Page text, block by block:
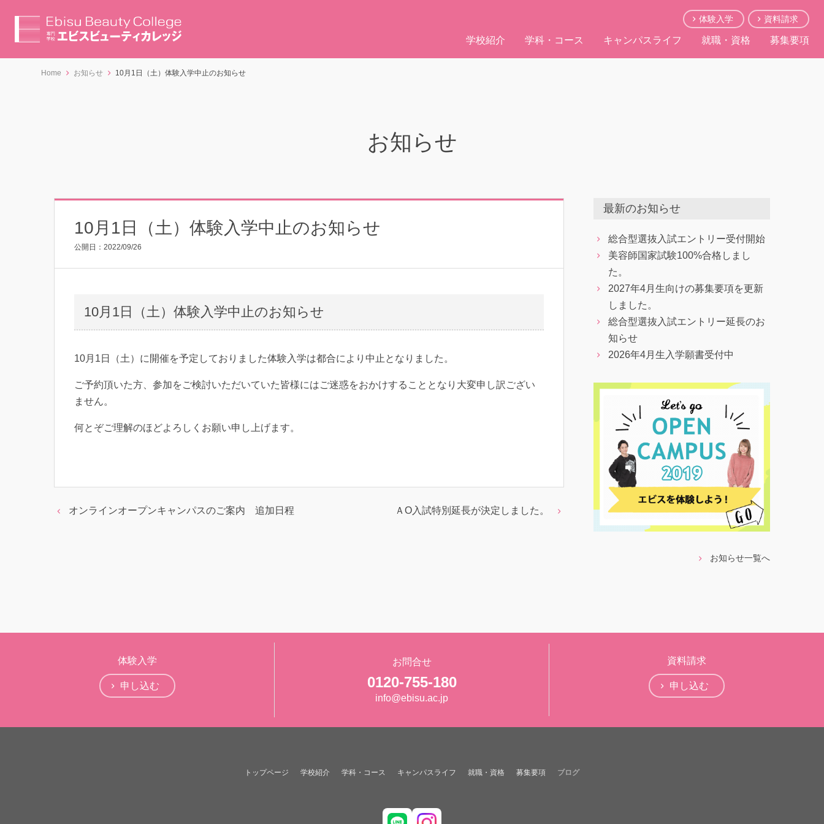
体験入学 資料請求
学校紹介 学科・コース キャンパスライフ 就職・資格 募集要項
Home お知らせ 10月1日（土）体験入学中止のお知らせ
お知らせ
10月1日（土）体験入学中止のお知らせ
公開日： 2022/09/26
10月1日（土）体験入学中止のお知らせ
10月1日（土）に開催を予定しておりました体験入学は都合により中止となりました。
ご予約頂いた方、参加をご検討いただいていた皆様にはご迷惑をおかけすることとなり大変申し訳ござい
ません。
何とぞご理解のほどよろしくお願い申し上げます。
オンラインオープンキャンパスのご案内 追加日程 ＡO入試特別延長が決定しました。
最新のお知らせ
総合型選抜入試エントリー受付開始
美容師国家試験100%合格しまし
た。
2027年4月生向けの募集要項を更新
しました。
総合型選抜入試エントリー延長のお
知らせ
2026年4月生入学願書受付中
お知らせ一覧へ
体験入学
申し込む
お問合せ
0120-755-180
info@ebisu.ac.jp
資料請求
申し込む
トップページ 学校紹介 学科・コース キャンパスライフ 就職・資格 募集要項 ブログ